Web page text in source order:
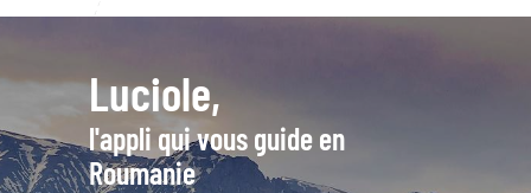
Luciole,
l'appli qui vous guide en
Roumanie